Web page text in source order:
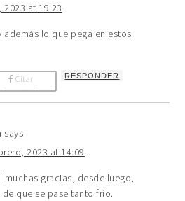
at 19:23
además lo que pega en estos
Citar
RESPONDER
says
2023 at 14:09
muchas gracias, desde luego,
de que se pase tanto frío.